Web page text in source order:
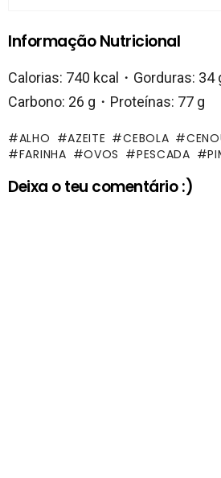
Informação Nutricional
Calorias: 740 kcal・Gorduras:
Carbono: 26 g・Proteínas: 77 g
ALHO AZEITE CEBOLA
FARINHA
OVOS PESCADA
Deixa o teu comentário :)